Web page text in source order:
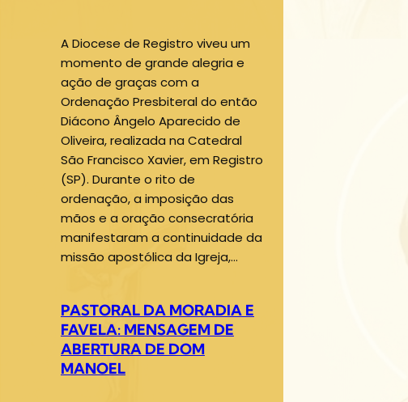
A Diocese de Registro viveu um
momento de grande alegria e
ação de graças com a
Ordenação Presbiteral do então
Diácono Ângelo Aparecido de
Oliveira, realizada na Catedral
São Francisco Xavier, em Registro
(SP). Durante o rito de
ordenação, a imposição das
mãos e a oração consecratória
manifestaram a continuidade da
missão apostólica da Igreja,…
PASTORAL DA MORADIA E
FAVELA: MENSAGEM DE
ABERTURA DE DOM
MANOEL